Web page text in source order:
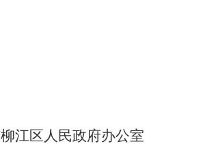
人民政府办公室